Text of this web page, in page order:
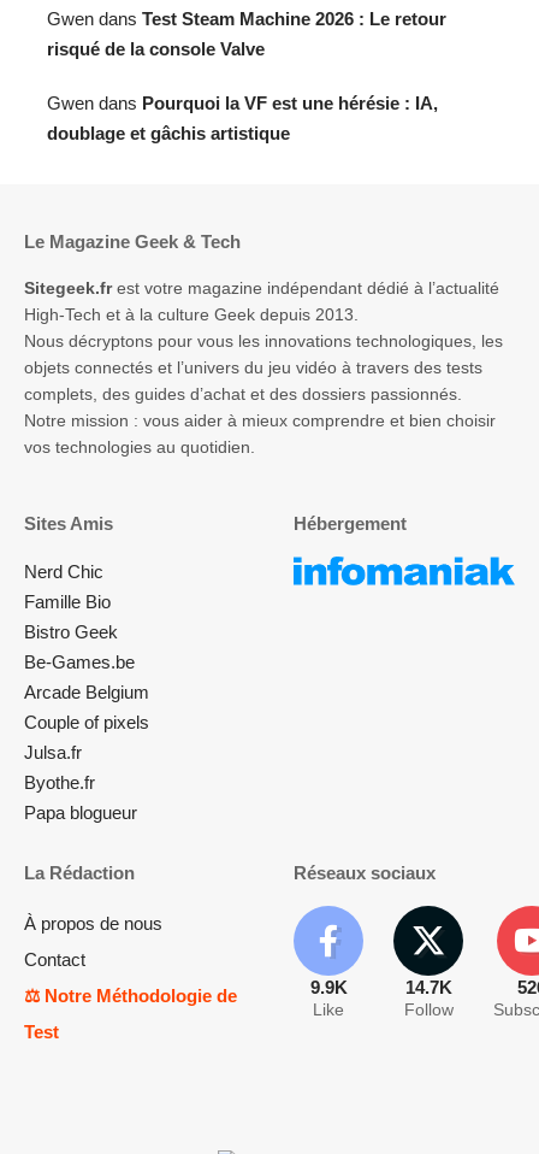
Gwen dans Test Steam Machine 2026 : Le retour
risqué de la console Valve
Gwen dans Pourquoi la VF est une hérésie : IA,
doublage et gâchis artistique
Le Magazine Geek & Tech
Sitegeek.frest votre magazine indépendant dédié à l’actualité
High-Tech et à la culture Geek depuis 2013.
Nous décryptons pour vous les innovations technologiques, les
objets connectés et l’univers du jeu vidéo à travers des tests
complets, des guides d’achat et des dossiers passionnés.
Notre mission : vous aider à mieux comprendre et bien choisir
vos technologies au quotidien.
Sites Amis
Nerd Chic
Famille Bio
Bistro Geek
Be-Games.be
Arcade Belgium
Couple of pixels
Julsa.fr
Byothe.fr
Papa blogueur
Hébergement
La Rédaction
À propos de nous
Contact
⚖️ Notre Méthodologie de
Test
Réseaux sociaux
9.9K
Like
14.7K
Follow